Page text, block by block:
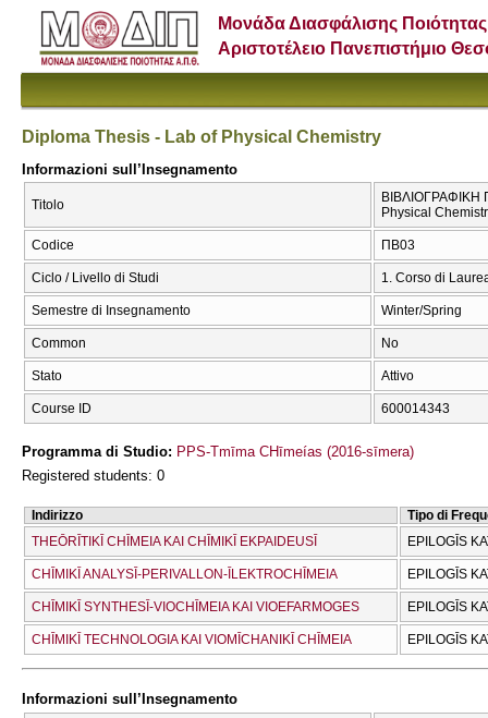
Μονάδα Διασφάλισης Ποιότητας
Αριστοτέλειο Πανεπιστήμιο
Diploma Thesis - Lab of Physical Chemistry
Informazioni sull’Insegnamento
Titolo
ΒΙΒΛΙΟΓΡΑΦΙΚΗ
Physical
Codice ΠΒ03
Ciclo / Livello di Studi 1. Corso di
Semestre di Insegnamento Winter/Spring
Common No
Stato Attivo
Course ID 600014343
Programma di Studio: PPS-Tmīma CΗīmeías (2016-sīmera)
Registered students: 0
Indirizzo
Tipo di
THEŌRĪTIKĪ CΗĪMEIA KAI CΗĪMIKĪ EKPAIDEUSĪ
EPILOGĪS
CΗĪMIKĪ ANALYSĪ-PERIVALLON-ĪLEKTROCΗĪMEIA EPILOGĪS
CΗĪMIKĪ SYNTHESĪ-VIOCΗĪMEIA KAI VIOEFARMOGES EPILOGĪS
CΗĪMIKĪ TECΗNOLOGIA KAI VIOMĪCΗANIKĪ CΗĪMEIA EPILOGĪS
Informazioni sull’Insegnamento